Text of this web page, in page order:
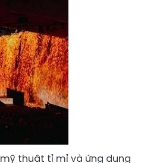
thuật tỉ mỉ và ứng dụng